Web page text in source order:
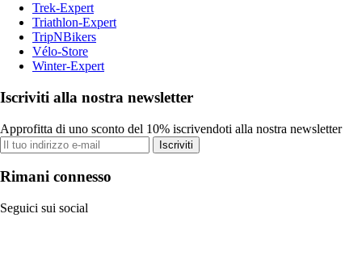
Trek-Expert
Triathlon-Expert
TripNBikers
Vélo-Store
Winter-Expert
Iscriviti alla nostra newsletter
Approfitta di uno sconto del 10% iscrivendoti alla nostra newsletter
Iscriviti
Rimani connesso
Seguici sui social